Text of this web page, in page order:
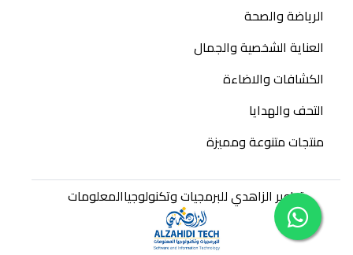
الرياضة والصحة
العناية الشخصية والجمال
الكشافات والاضاءة
التحف والهدايا
منتجات متنوعة ومميزة
تطوير الزاهدي للبرمجيات وتكنولوجياالمعلومات